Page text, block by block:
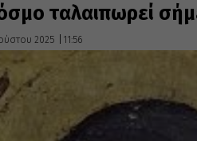
ταλαιπωρεί
2025 11:56